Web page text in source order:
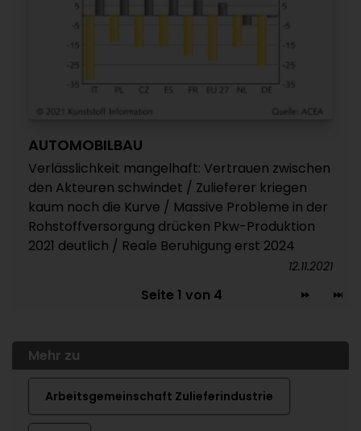
AUTOMOBILBAU
Verlässlichkeit mangelhaft: Vertrauen zwischen
den Akteuren schwindet / Zulieferer kriegen
kaum noch die Kurve / Massive Probleme in der
Rohstoffversorgung drücken Pkw-Produktion
2021 deutlich / Reale Beruhigung erst 2024
12.11.2021
Seite 1 von 4
Mehr zu
Arbeitsgemeinschaft Zulieferindustrie